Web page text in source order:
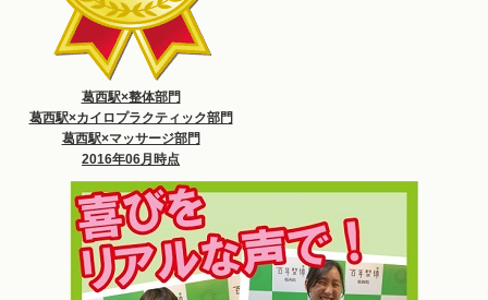
葛西駅×整体部門
葛西駅×カイロプラクティック部門
葛西駅×マッサージ部門
2016年06月時点